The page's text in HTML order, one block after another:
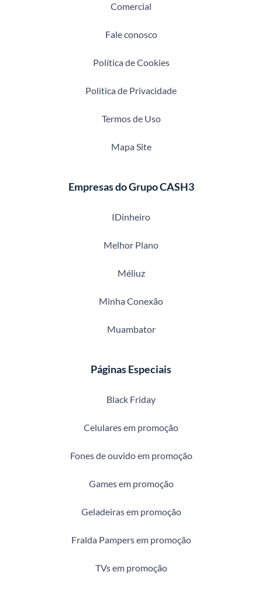
Comercial
Fale conosco
Política de Cookies
Política de Privacidade
Termos de Uso
Mapa Site
Empresas do Grupo CASH3
IDinheiro
Melhor Plano
Méliuz
Minha Conexão
Muambator
Páginas Especiais
Black Friday
Celulares em promoção
Fones de ouvido em promoção
Games em promoção
Geladeiras em promoção
Fralda Pampers em promoção
TVs em promoção